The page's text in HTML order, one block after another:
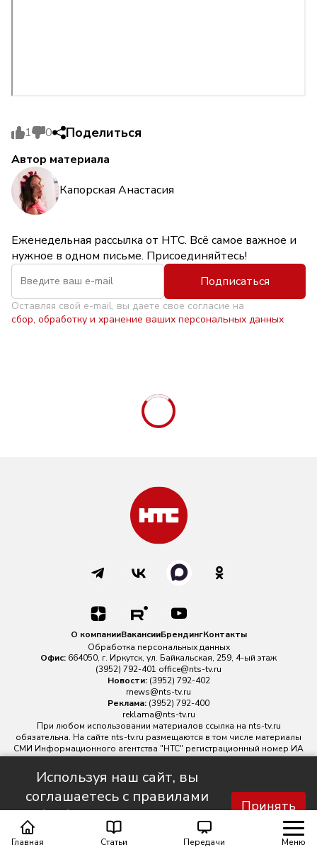
Главная Статьи Передачи Меню
1 0 Поделиться
Автор материала
Капорская Анастасия
Еженедельная рассылка от НТС. Всё самое важное и
нужное в одном письме. Присоединяйтесь!
Подписаться
Оставляя свой e-mail, вы даете свое согласие на
сбор, обработку и хранение ваших персональных данных
Используя наш сайт, вы
соглашаетесь с правилами
обработки персональных
данных.
Принять
О компанииВакансииБрендингКонтакты
Обработка персональных данных
Офис: 664050, г. Иркутск, ул. Байкальская, 259, 4-ый этаж
(3952) 792-401 office@nts-tv.ru
Новости: (3952) 792-402
rnews@nts-tv.ru
Реклама: (3952) 792-400
reklama@nts-tv.ru
При любом использовании материалов ссылка на nts-tv.ru
обязательна. На сайте nts-tv.ru размещаются в том числе материалы
СМИ Информационного агентства "НТС" регистрационный номер ИА
№ ФС 77 - 88763 зарегистрировано Федеральной службой по
надзору в сфере связи, информационных технологий и массовых
коммуникаций.
Главный редактор ИА "НТС" Иштулкин Евгений Александрович16+